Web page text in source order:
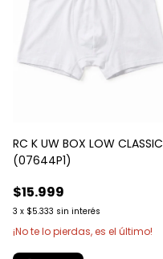
RC K UW BOX LOW CLASSIC
(07644P1)
$15.999
3 x $5.333 sin interés
¡No te lo pierdas, es el último!